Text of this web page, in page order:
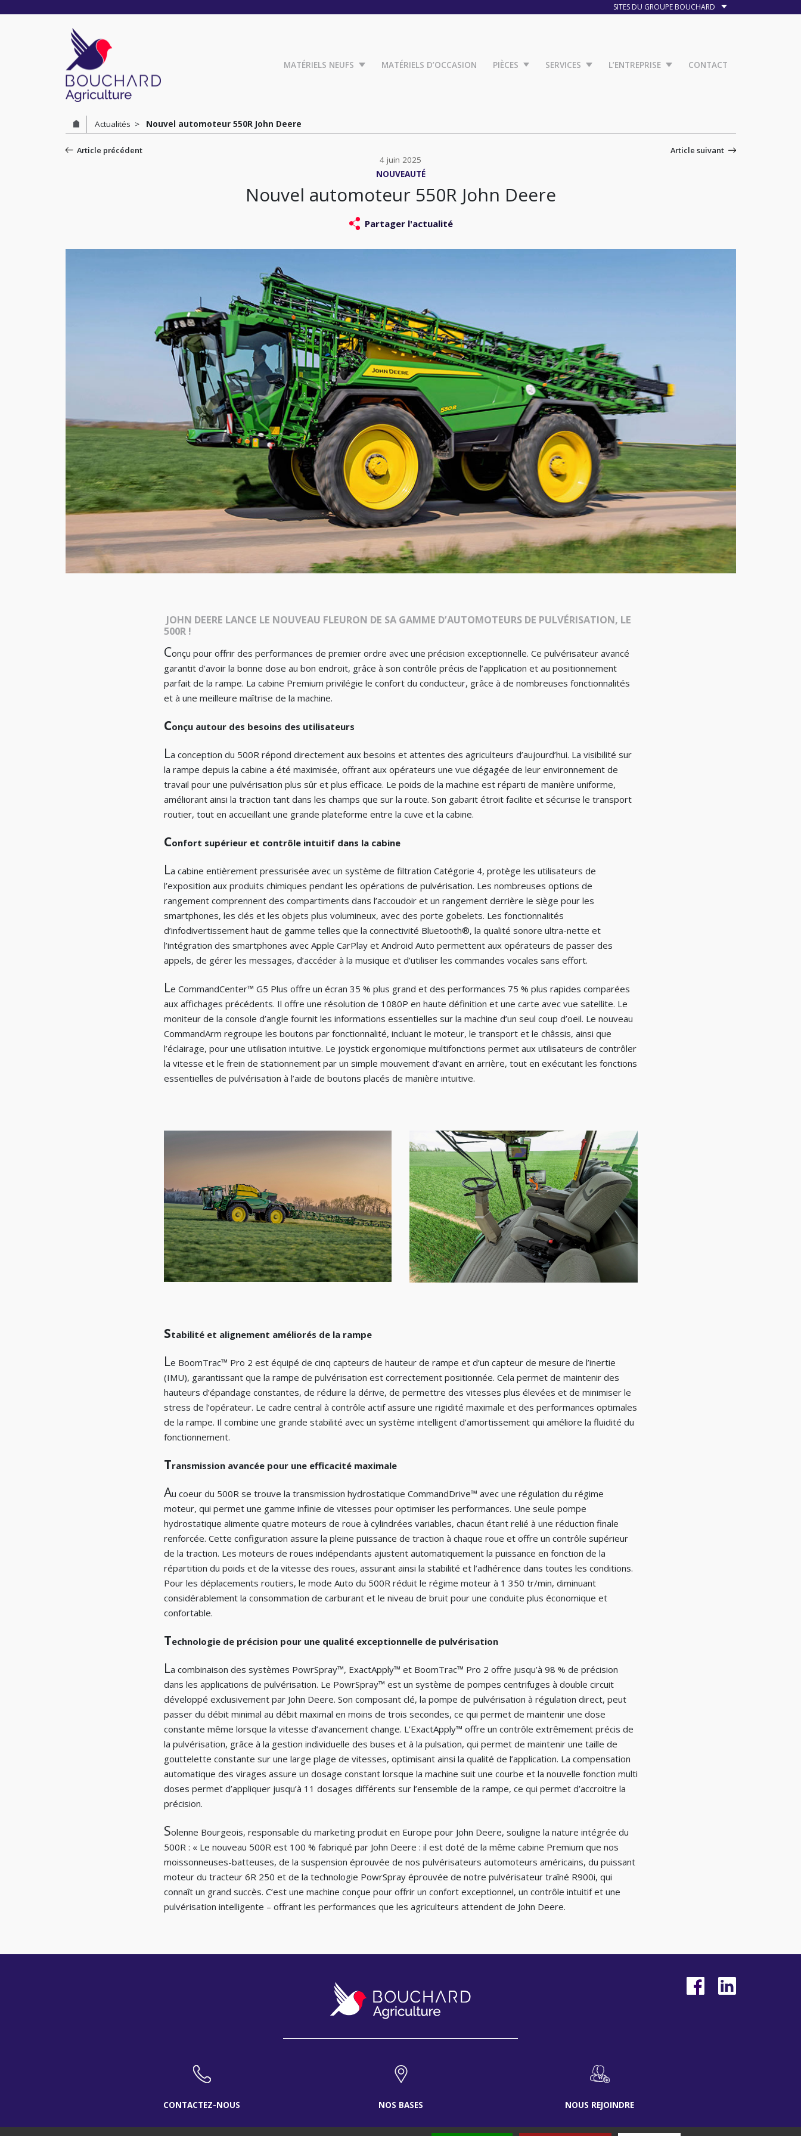
SITES DU GROUPE BOUCHARD
MATÉRIELS NEUFS MATÉRIELS D’OCCASION PIÈCES SERVICES L’ENTREPRISE CONTACT
Actualités Nouvel automoteur 550R John Deere
Article précédent
Article suivant
4 juin 2025
NOUVEAUTÉ
Nouvel automoteur 550R John Deere
Partager l'actualité
JOHN DEERE LANCE LE NOUVEAU FLEURON DE SA GAMME D’AUTOMOTEURS DE PULVÉRISATION, LE
500R !
Conçu pour offrir des performances de premier ordre avec une précision exceptionnelle. Ce pulvérisateur avancé
garantit d’avoir la bonne dose au bon endroit, grâce à son contrôle précis de l’application et au positionnement
parfait de la rampe. La cabine Premium privilégie le confort du conducteur, grâce à de nombreuses fonctionnalités
et à une meilleure maîtrise de la machine.
Conçu autour des besoins des utilisateurs
La conception du 500R répond directement aux besoins et attentes des agriculteurs d’aujourd’hui. La visibilité sur
la rampe depuis la cabine a été maximisée, offrant aux opérateurs une vue dégagée de leur environnement de
travail pour une pulvérisation plus sûr et plus efficace. Le poids de la machine est réparti de manière uniforme,
améliorant ainsi la traction tant dans les champs que sur la route. Son gabarit étroit facilite et sécurise le transport
routier, tout en accueillant une grande plateforme entre la cuve et la cabine.
Confort supérieur et contrôle intuitif dans la cabine
La cabine entièrement pressurisée avec un système de filtration Catégorie 4, protège les utilisateurs de
l’exposition aux produits chimiques pendant les opérations de pulvérisation. Les nombreuses options de
rangement comprennent des compartiments dans l’accoudoir et un rangement derrière le siège pour les
smartphones, les clés et les objets plus volumineux, avec des porte gobelets. Les fonctionnalités
d’infodivertissement haut de gamme telles que la connectivité Bluetooth®, la qualité sonore ultra-nette et
l’intégration des smartphones avec Apple CarPlay et Android Auto permettent aux opérateurs de passer des
appels, de gérer les messages, d’accéder à la musique et d’utiliser les commandes vocales sans effort.
Le CommandCenter™ G5 Plus offre un écran 35 % plus grand et des performances 75 % plus rapides comparées
aux affichages précédents. Il offre une résolution de 1080P en haute définition et une carte avec vue satellite. Le
moniteur de la console d’angle fournit les informations essentielles sur la machine d’un seul coup d’oeil. Le nouveau
CommandArm regroupe les boutons par fonctionnalité, incluant le moteur, le transport et le châssis, ainsi que
l’éclairage, pour une utilisation intuitive. Le joystick ergonomique multifonctions permet aux utilisateurs de contrôler
la vitesse et le frein de stationnement par un simple mouvement d’avant en arrière, tout en exécutant les fonctions
essentielles de pulvérisation à l’aide de boutons placés de manière intuitive.
Stabilité et alignement améliorés de la rampe
Le BoomTrac™ Pro 2 est équipé de cinq capteurs de hauteur de rampe et d’un capteur de mesure de l’inertie
(IMU), garantissant que la rampe de pulvérisation est correctement positionnée. Cela permet de maintenir des
hauteurs d’épandage constantes, de réduire la dérive, de permettre des vitesses plus élevées et de minimiser le
stress de l’opérateur. Le cadre central à contrôle actif assure une rigidité maximale et des performances optimales
de la rampe. Il combine une grande stabilité avec un système intelligent d’amortissement qui améliore la fluidité du
fonctionnement.
Transmission avancée pour une efficacité maximale
Au coeur du 500R se trouve la transmission hydrostatique CommandDrive™ avec une régulation du régime
moteur, qui permet une gamme infinie de vitesses pour optimiser les performances. Une seule pompe
hydrostatique alimente quatre moteurs de roue à cylindrées variables, chacun étant relié à une réduction finale
renforcée. Cette configuration assure la pleine puissance de traction à chaque roue et offre un contrôle supérieur
de la traction. Les moteurs de roues indépendants ajustent automatiquement la puissance en fonction de la
répartition du poids et de la vitesse des roues, assurant ainsi la stabilité et l’adhérence dans toutes les conditions.
Pour les déplacements routiers, le mode Auto du 500R réduit le régime moteur à 1 350 tr/min, diminuant
considérablement la consommation de carburant et le niveau de bruit pour une conduite plus économique et
confortable.
Technologie de précision pour une qualité exceptionnelle de pulvérisation
La combinaison des systèmes PowrSpray™, ExactApply™ et BoomTrac™ Pro 2 offre jusqu’à 98 % de précision
dans les applications de pulvérisation. Le PowrSpray™ est un système de pompes centrifuges à double circuit
développé exclusivement par John Deere. Son composant clé, la pompe de pulvérisation à régulation direct, peut
passer du débit minimal au débit maximal en moins de trois secondes, ce qui permet de maintenir une dose
constante même lorsque la vitesse d’avancement change. L’ExactApply™ offre un contrôle extrêmement précis de
la pulvérisation, grâce à la gestion individuelle des buses et à la pulsation, qui permet de maintenir une taille de
gouttelette constante sur une large plage de vitesses, optimisant ainsi la qualité de l’application. La compensation
automatique des virages assure un dosage constant lorsque la machine suit une courbe et la nouvelle fonction multi
doses permet d’appliquer jusqu’à 11 dosages différents sur l’ensemble de la rampe, ce qui permet d’accroitre la
précision.
Solenne Bourgeois, responsable du marketing produit en Europe pour John Deere, souligne la nature intégrée du
500R : « Le nouveau 500R est 100 % fabriqué par John Deere : il est doté de la même cabine Premium que nos
moissonneuses-batteuses, de la suspension éprouvée de nos pulvérisateurs automoteurs américains, du puissant
moteur du tracteur 6R 250 et de la technologie PowrSpray éprouvée de notre pulvérisateur traîné R900i, qui
connaît un grand succès. C’est une machine conçue pour offrir un confort exceptionnel, un contrôle intuitif et une
pulvérisation intelligente – offrant les performances que les agriculteurs attendent de John Deere.
CONTACTEZ-NOUS NOS BASES NOUS REJOINDRE